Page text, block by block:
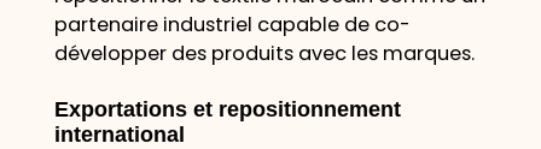
partenaire industriel capable de co-
développer des produits avec les marques.
Exportations et repositionnement
international